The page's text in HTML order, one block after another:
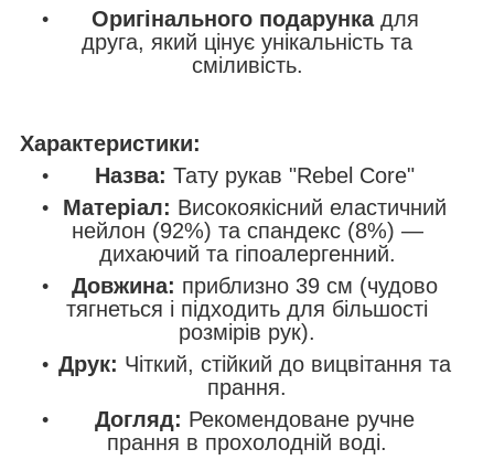
Оригінального подарункадля
друга, який цінує унікальність та
сміливість.
Характеристики:
Назва: Тату рукав "Rebel Core"
Матеріал: Високоякісний еластичний
нейлон (92%) та спандекс (8%) —
дихаючий та гіпоалергенний.
Довжина: приблизно 39 см (чудово
тягнеться і підходить для більшості
розмірів рук).
Друк: Чіткий, стійкий до вицвітання та
прання.
Догляд: Рекомендоване ручне
прання в прохолодній воді.